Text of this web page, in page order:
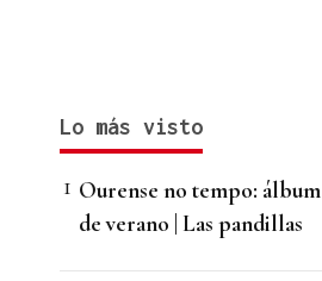
Lo más visto
Ourense no tempo: álbum
de verano | Las pandillas